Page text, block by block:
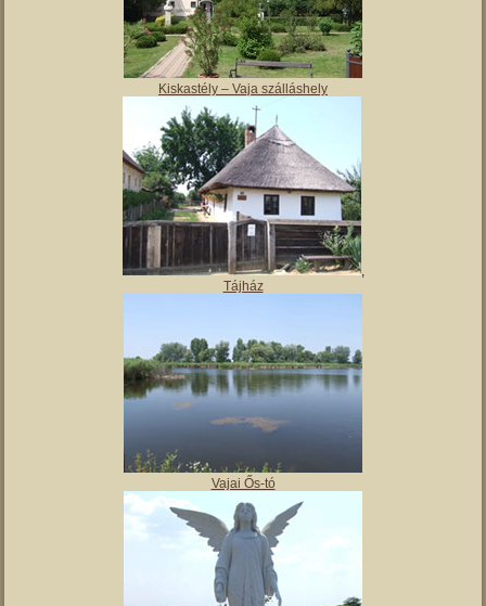
Kiskastély – Vaja szálláshely
,
Tájház
Vajai Ős-tó